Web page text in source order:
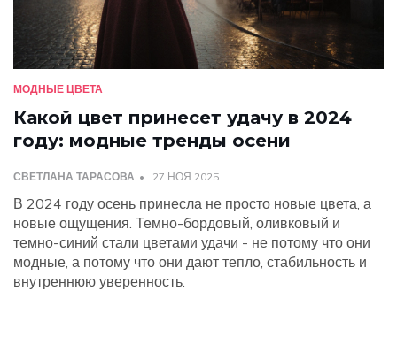
МОДНЫЕ ЦВЕТА
Какой цвет принесет удачу в 2024
году: модные тренды осени
СВЕТЛАНА ТАРАСОВА 27 НОЯ 2025
В 2024 году осень принесла не просто новые цвета, а
новые ощущения. Темно-бордовый, оливковый и
темно-синий стали цветами удачи - не потому что они
модные, а потому что они дают тепло, стабильность и
внутреннюю уверенность.